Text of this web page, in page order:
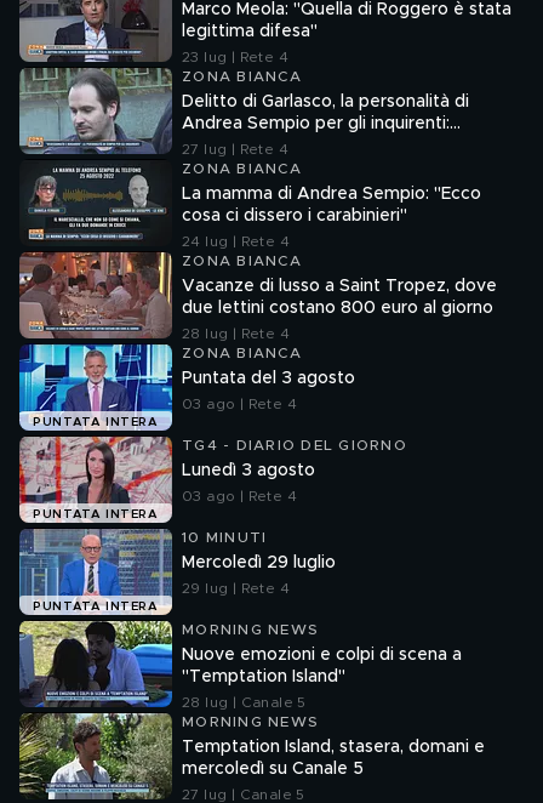
Marco Meola: "Quella di Roggero è stata
legittima difesa"
23 lug | Rete 4
ZONA BIANCA
Delitto di Garlasco, la personalità di
Andrea Sempio per gli inquirenti:
"Ossessionato e bugiardo"
27 lug | Rete 4
ZONA BIANCA
La mamma di Andrea Sempio: "Ecco
cosa ci dissero i carabinieri"
24 lug | Rete 4
ZONA BIANCA
Vacanze di lusso a Saint Tropez, dove
due lettini costano 800 euro al giorno
28 lug | Rete 4
PUNTATA INTERA
ZONA BIANCA
Puntata del 3 agosto
03 ago | Rete 4
PUNTATA INTERA
TG4 - DIARIO DEL GIORNO
Lunedì 3 agosto
03 ago | Rete 4
PUNTATA INTERA
10 MINUTI
Mercoledì 29 luglio
29 lug | Rete 4
MORNING NEWS
Nuove emozioni e colpi di scena a
"Temptation Island"
28 lug | Canale 5
MORNING NEWS
Temptation Island, stasera, domani e
mercoledì su Canale 5
27 lug | Canale 5